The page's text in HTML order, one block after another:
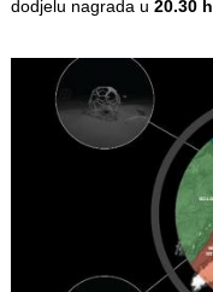
dodjelu nagrada u 20.30 h